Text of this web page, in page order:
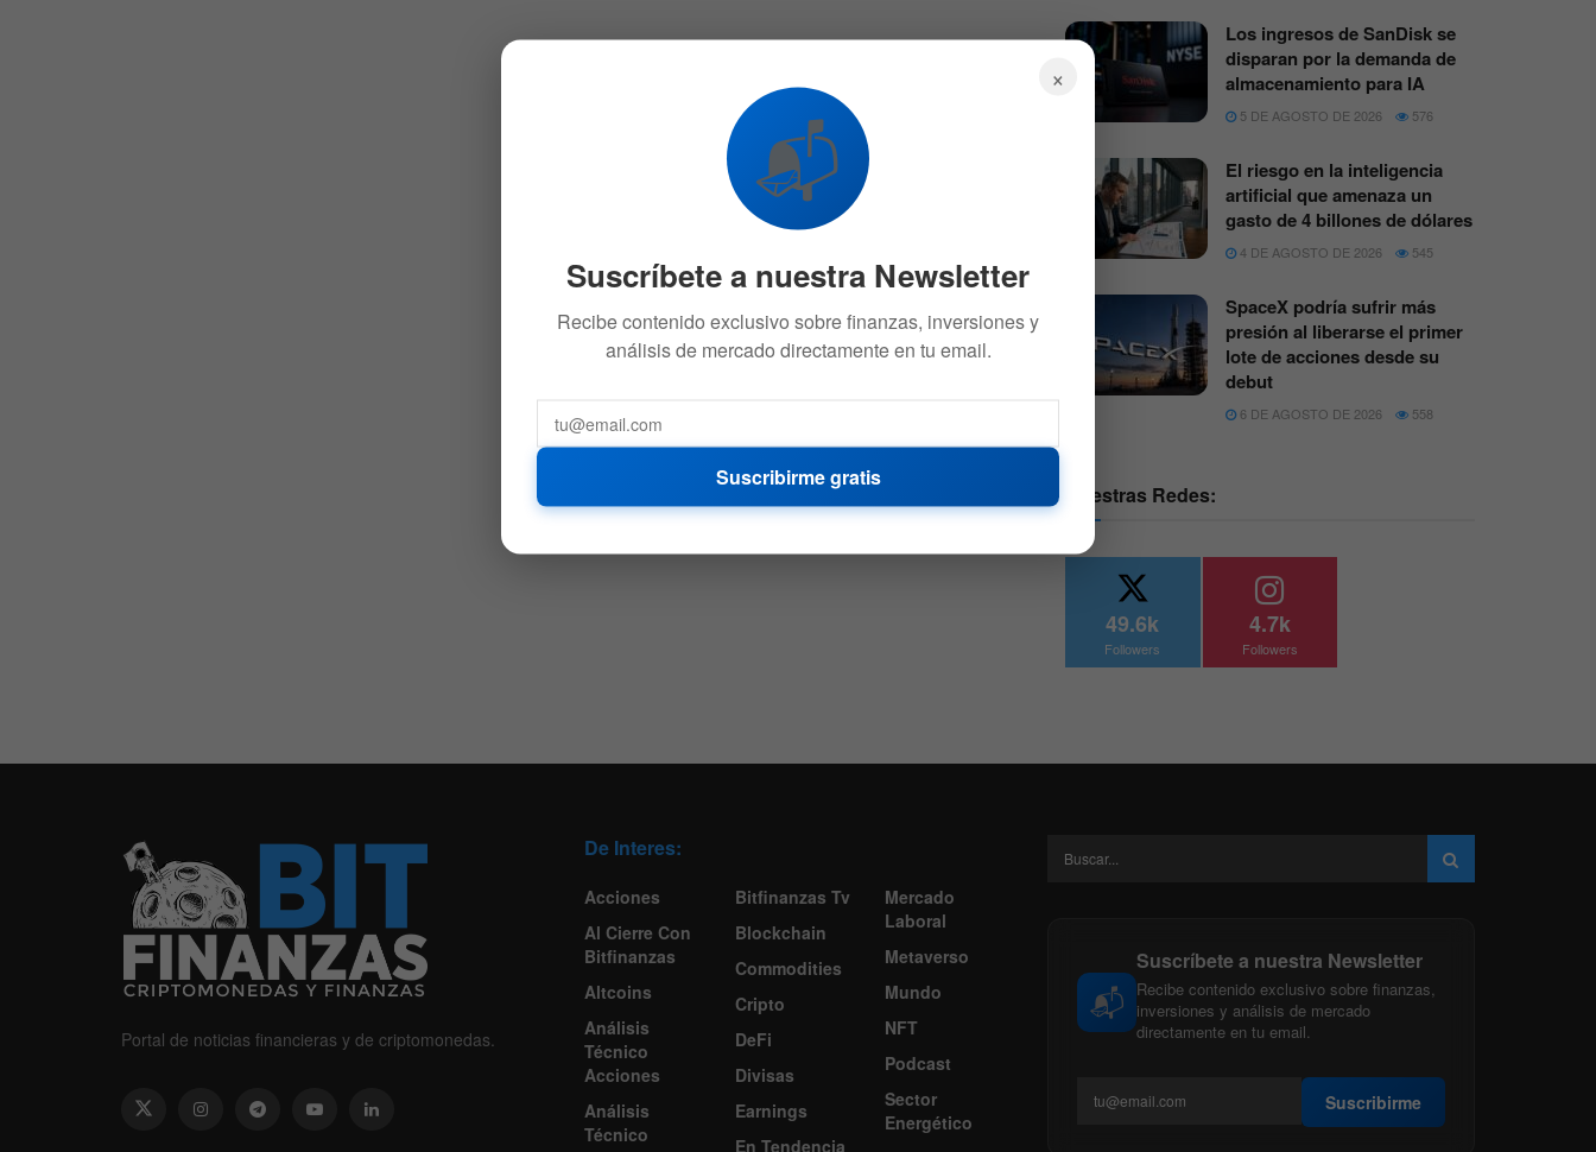
Los ingresos de SanDisk se
disparan por la demanda de
almacenamiento para IA
5 DE AGOSTO DE 2026 576
El riesgo en la inteligencia
artificial que amenaza un
gasto de 4 billones de dólares
4 DE AGOSTO DE 2026 545
SpaceX podría sufrir más
presión al liberarse el primer
lote de acciones desde su
debut
6 DE AGOSTO DE 2026 558
Nuestras Redes:
49.6k
Followers
4.7k
Followers
Portal de noticias financieras y de criptomonedas.
De Interes:
Acciones
Al Cierre Con
Bitfinanzas
Altcoins
Análisis
Técnico
Acciones
Análisis
Técnico
Bitfinanzas Tv
Blockchain
Commodities
Cripto
DeFi
Divisas
Earnings
En Tendencia
Mercado
Laboral
Metaverso
Mundo
NFT
Podcast
Sector
Energético
📬
Suscríbete a nuestra Newsletter
Recibe contenido exclusivo sobre finanzas,
inversiones y análisis de mercado
directamente en tu email.
Suscribirme
×
📬
Suscríbete a nuestra Newsletter
Recibe contenido exclusivo sobre finanzas, inversiones y
análisis de mercado directamente en tu email.
Suscribirme gratis